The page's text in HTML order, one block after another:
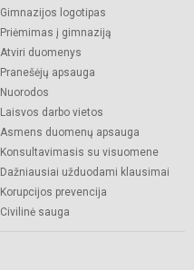
Gimnazijos logotipas
Priėmimas į gimnaziją
Atviri duomenys
Pranešėjų apsauga
Nuorodos
Laisvos darbo vietos
Asmens duomenų apsauga
Konsultavimasis su visuomene
Dažniausiai užduodami klausimai
Korupcijos prevencija
Civilinė sauga